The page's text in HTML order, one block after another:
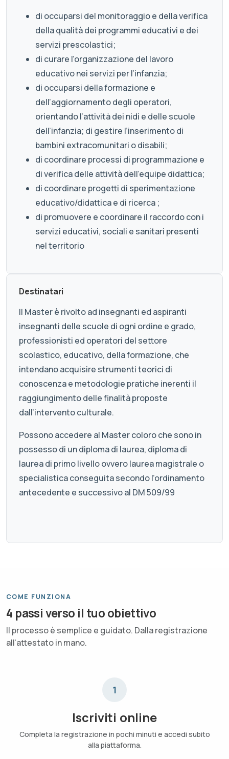
di occuparsi del monitoraggio e della verifica
della qualità dei programmi educativi e dei
servizi prescolastici;
di curare l’organizzazione del lavoro
educativo nei servizi per l’infanzia;
di occuparsi della formazione e
dell’aggiornamento degli operatori,
orientando l’attività dei nidi e delle scuole
dell’infanzia; di gestire l’inserimento di
bambini extracomunitari o disabili;
di coordinare processi di programmazione e
di verifica delle attività dell’equipe didattica;
di coordinare progetti di sperimentazione
educativo/didattica e di ricerca ;
di promuovere e coordinare il raccordo con i
servizi educativi, sociali e sanitari presenti
nel territorio
Destinatari
Il Master è rivolto ad insegnanti ed aspiranti
insegnanti delle scuole di ogni ordine e grado,
professionisti ed operatori del settore
scolastico, educativo, della formazione, che
intendano acquisire strumenti teorici di
conoscenza e metodologie pratiche inerenti il
raggiungimento delle finalità proposte
dall’intervento culturale.
Possono accedere al Master coloro che sono in
possesso di un diploma di laurea, diploma di
laurea di primo livello ovvero laurea magistrale o
specialistica conseguita secondo l’ordinamento
antecedente e successivo al DM 509/99
COME FUNZIONA
4 passi verso il tuo obiettivo
Il processo è semplice e guidato. Dalla registrazione
all'attestato in mano.
1
Iscriviti online
Completa la registrazione in pochi minuti e accedi subito
alla piattaforma.